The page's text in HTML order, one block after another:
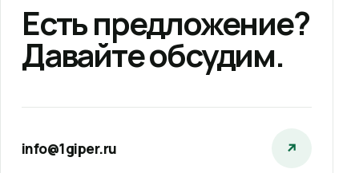
Есть предложение?
Давайте обсудим.
info@1giper.ru ↗